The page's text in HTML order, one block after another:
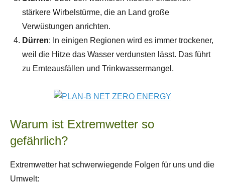
stärkere Wirbelstürme, die an Land große
Verwüstungen anrichten.
Dürren: In einigen Regionen wird es immer trockener,
weil die Hitze das Wasser verdunsten lässt. Das führt
zu Ernteausfällen und Trinkwassermangel.
Warum ist Extremwetter so
gefährlich?
Extremwetter hat schwerwiegende Folgen für uns und die
Umwelt: